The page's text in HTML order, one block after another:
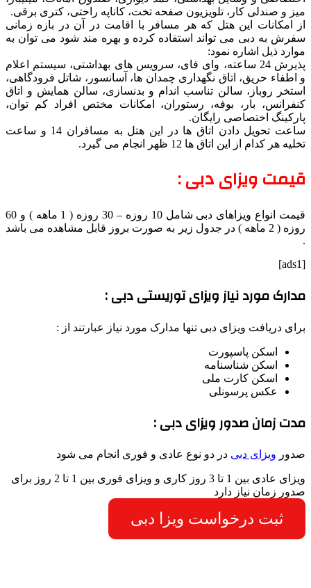
میز و صندلی کار، تلویزیون صفحه تخت، کاناپه راحتی، کتری برقی.
از امکانات این هتل که هر مسافر با اقامت در آن در بازه زمانی
سفرش به دبی می تواند استفاده کرده و بهره مند شود می توان به
موارد ذیل اشاره نمود:
پذیرش 24 ساعته، وای فای، سرویس های بهداشتی، سیستم اعلام
و اطفاء حریق، اتاق نگهداری چمدان ها، آسانسور، شاتل فرودگاهی،
استخر روباز، سالن تناسب اندام و بدنسازی، سالن همایش و اتاق
کنفرانس، بار، بوفه، رستوران، امکانات مختص افراد کم توان،
پارکینگ اختصاصی رایگان.
ساعت تحویل دادن اتاق ها در این هتل به مسافران 14 و ساعت
تخلیه هر کدام از این اتاق ها 12 ظهر انجام می گیرد.
قیمت ویزای دبی :
قیمت انواع ویزاهای دبی شامل 10 روزه – 30 روزه ( 1 ماهه ) و 60
روزه ( 2 ماهه ) در جدول زیر به صورت بروز قابل مشاهده می باشد
.
[ads1]
مدارک مورد نیاز ویزای توریستی دبی :
برای دریافت ویزای دبی تنها مدارک مورد نیاز عبارتند از :
اسکن پاسپورت
اسکن شناسنامه
اسکن کارت ملی
عکس پرسونلی
مدت زمان صدور ویزای دبی :
صدور ویزای دبی در دو نوع عادی و فوری انجام می شود
ویزای عادی بین 1 تا 3 روز کاری و ویزای فوری بین 1 تا 2 روز برای
صدور زمان نیاز دارد
ثبت درخواست ویزا دبی